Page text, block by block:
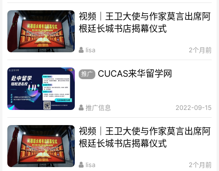
视频｜王卫大使与作家莫言出席阿
根廷长城书店揭幕仪式
lisa 2个月前
推广 CUCAS来华留学网
推广信息 2022-09-15
视频｜王卫大使与作家莫言出席阿
根廷长城书店揭幕仪式
lisa 2个月前